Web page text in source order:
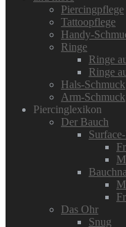
Piercingpflege
Tattoopflege
Handy-
Ringe
Ringe
Ringe
Hals-Schmuck
Arm-Schmuck
Piercinglexikon
Der Bauch
Das Ohr
Snug